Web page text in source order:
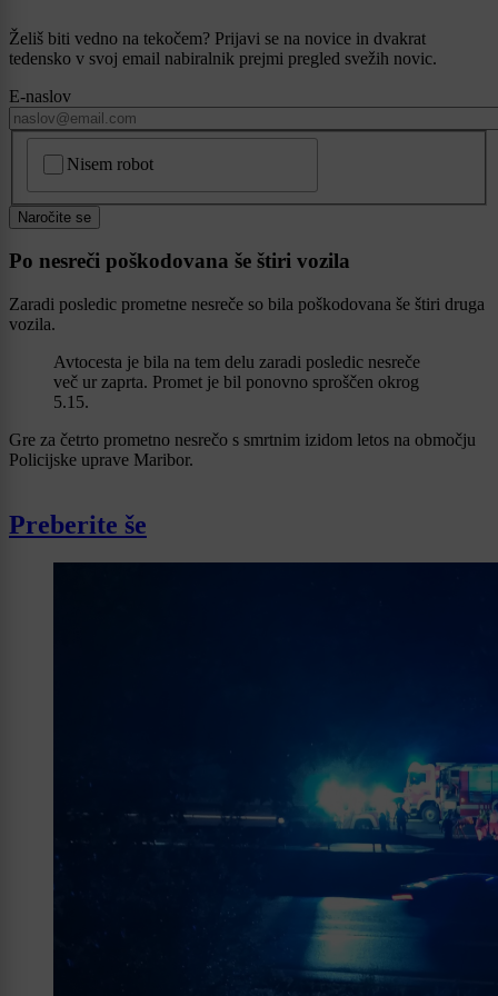
Želiš biti vedno na tekočem? Prijavi se na novice in dvakrat
tedensko v svoj email nabiralnik prejmi pregled svežih novic.
E-naslov
Nisem robot
Naročite se
Po nesreči poškodovana še štiri vozila
Zaradi posledic prometne nesreče so bila poškodovana še štiri druga
vozila.
Avtocesta je bila na tem delu zaradi posledic nesreče
več ur zaprta. Promet je bil ponovno sproščen okrog
5.15.
Gre za četrto prometno nesrečo s smrtnim izidom letos na območju
Policijske uprave Maribor.
Preberite še